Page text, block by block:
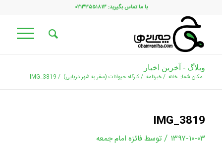
با ما تماس بگیرید: ۰۲۱۳۳۵۵۱۸۱۳
وبلاگ - آخرین اخبار
مکان شما: خانه /خبرنامه /کارگاه حیوانات (سفر به شهر دریایی) /
IMG_3819
IMG_3819
۱۳۹۷-۱۰-۰۳ / توسطفائزه امام جمعه